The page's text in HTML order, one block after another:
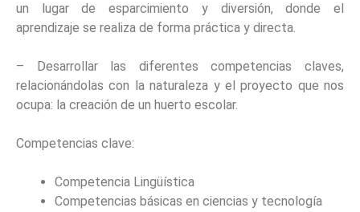
un lugar de esparcimiento y diversión, donde el
aprendizaje se realiza de forma práctica y directa.
– Desarrollar las diferentes competencias claves,
relacionándolas con la naturaleza y el proyecto que nos
ocupa: la creación de un huerto escolar.
Competencias clave:
Competencia Lingüística
Competencias básicas en ciencias y tecnología